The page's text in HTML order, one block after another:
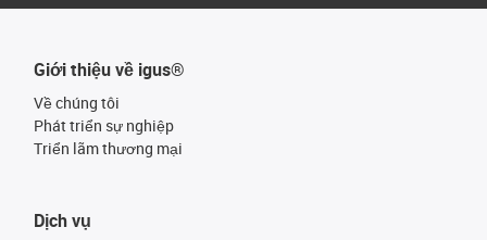
Giới thiệu về igus®
Về chúng tôi
Phát triển sự nghiệp
Triển lãm thương mại
Dịch vụ